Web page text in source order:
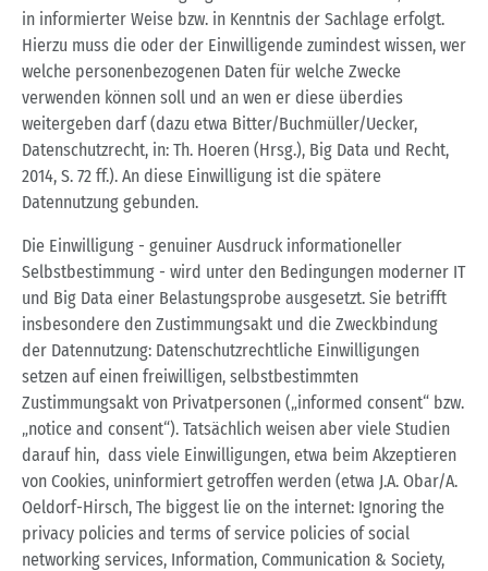
in informierter Weise bzw. in Kenntnis der Sachlage erfolgt.
Hierzu muss die oder der Einwilligende zumindest wissen, wer
welche personenbezogenen Daten für welche Zwecke
verwenden können soll und an wen er diese überdies
weitergeben darf (dazu etwa Bitter/Buchmüller/Uecker,
Datenschutzrecht, in: Th. Hoeren (Hrsg.), Big Data und Recht,
2014, S. 72 ff.). An diese Einwilligung ist die spätere
Datennutzung gebunden.
Die Einwilligung - genuiner Ausdruck informationeller
Selbstbestimmung - wird unter den Bedingungen moderner IT
und Big Data einer Belastungsprobe ausgesetzt. Sie betrifft
insbesondere den Zustimmungsakt und die Zweckbindung
der Datennutzung: Datenschutzrechtliche Einwilligungen
setzen auf einen freiwilligen, selbstbestimmten
Zustimmungsakt von Privatpersonen („informed consent“ bzw.
„notice and consent“). Tatsächlich weisen aber viele Studien
darauf hin, dass viele Einwilligungen, etwa beim Akzeptieren
von Cookies, uninformiert getroffen werden (etwa J.A. Obar/A.
Oeldorf-Hirsch, The biggest lie on the internet: Ignoring the
privacy policies and terms of service policies of social
networking services, Information, Communication & Society,